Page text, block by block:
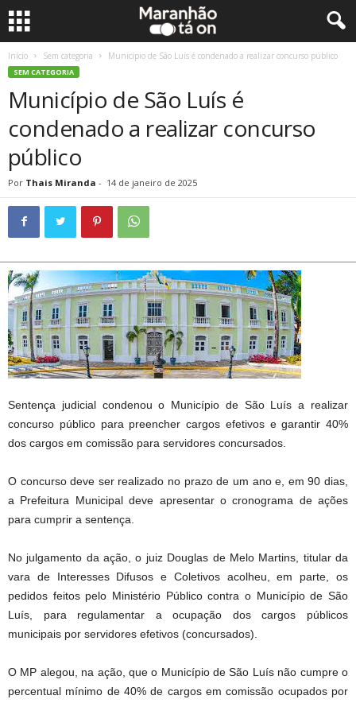
Início Sem categoria Município de São Luís é condenado a realizar concurso público
SEM CATEGORIA
Município de São Luís é
condenado a realizar concurso
público
Por Thais Miranda - 14 de janeiro de 2025
Sentença judicial condenou o Município de São Luís a realizar
concurso público para preencher cargos efetivos e garantir 40%
dos cargos em comissão para servidores concursados.
O concurso deve ser realizado no prazo de um ano e, em 90 dias,
a Prefeitura Municipal deve apresentar o cronograma de ações
para cumprir a sentença.
No julgamento da ação, o juiz Douglas de Melo Martins, titular da
vara de Interesses Difusos e Coletivos acolheu, em parte, os
pedidos feitos pelo Ministério Público contra o Município de São
Luís, para regulamentar a ocupação dos cargos públicos
municipais por servidores efetivos (concursados).
O MP alegou, na ação, que o Município de São Luís não cumpre o
percentual mínimo de 40% de cargos em comissão ocupados por